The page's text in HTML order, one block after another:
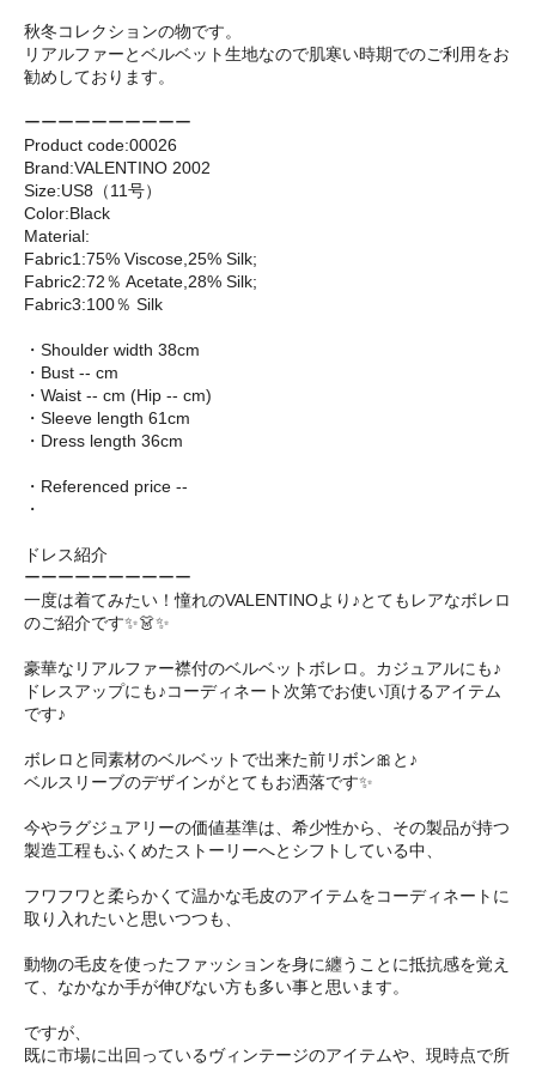
秋冬コレクションの物です。
リアルファーとベルベット生地なので肌寒い時期でのご利用をお
勧めしております。
ーーーーーーーーーー
Product code:00026
Brand:VALENTINO 2002
Size:US8（11号）
Color:Black
Material:
Fabric1:75% Viscose,25% Silk;
Fabric2:72％ Acetate,28% Silk;
Fabric3:100％ Silk
・Shoulder width 38cm
・Bust -- cm
・Waist -- cm (Hip -- cm)
・Sleeve length 61cm
・Dress length 36cm
・Referenced price --
・
ドレス紹介
ーーーーーーーーーー
一度は着てみたい！憧れのVALENTINOより♪とてもレアなボレロ
のご紹介です✨👗✨
豪華なリアルファー襟付のベルベットボレロ。カジュアルにも♪
ドレスアップにも♪コーディネート次第でお使い頂けるアイテム
です♪
ボレロと同素材のベルベットで出来た前リボン🎀と♪
ベルスリーブのデザインがとてもお洒落です✨
今やラグジュアリーの価値基準は、希少性から、その製品が持つ
製造工程もふくめたストーリーへとシフトしている中、
フワフワと柔らかくて温かな毛皮のアイテムをコーディネートに
取り入れたいと思いつつも、
動物の毛皮を使ったファッションを身に纏うことに抵抗感を覚え
て、なかなか手が伸びない方も多い事と思います。
ですが、
既に市場に出回っているヴィンテージのアイテムや、現時点で所